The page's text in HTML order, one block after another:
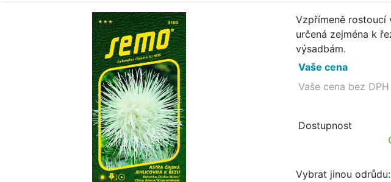
Vzpřímeně rostoucí
určená zejména k
výsadbám.
Vaše cena
Vaše cena bez DPH
Dostupnost
Vybrat jinou odrůdu: